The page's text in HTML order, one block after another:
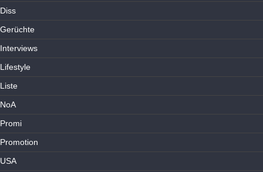
Diss
Gerüchte
Interviews
Lifestyle
Liste
NoA
Promi
Promotion
USA